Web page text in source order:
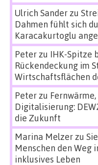
Ulrich Sanderzu
Dahmen fühlt sich
Karacakurtoglu
Peterzu IHK-Spitze
Rückendeckung im
Wirtschaftsflächen
Peterzu
Digitalisierung:
die Zukunft
Marina Melzerzu
Menschen den Weg
inklusives Leben